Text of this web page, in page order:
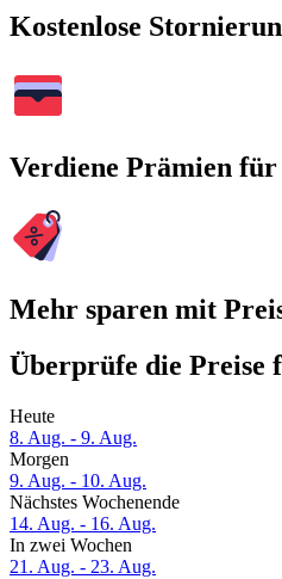
Kostenlose
Verdiene Prämien
Mehr sparen mit
Überprüfe die Preise
Heute
8. Aug. - 9. Aug.
Morgen
9. Aug. - 10. Aug.
Nächstes Wochenende
14. Aug. - 16. Aug.
In zwei Wochen
21. Aug. - 23. Aug.